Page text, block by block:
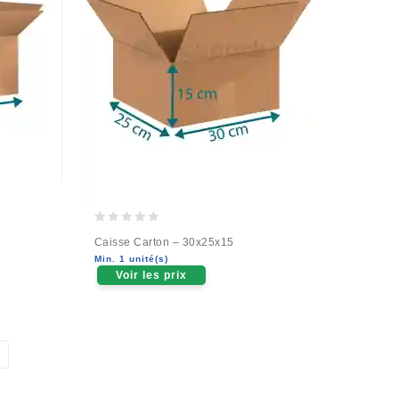
out
of
5
Caisse Carton – 30x25x15
Min. 1 unité(s)
Voir les prix